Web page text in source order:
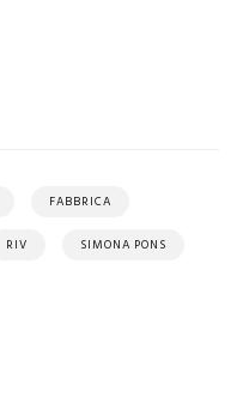
FABBRICA
RIV SIMONA PONS